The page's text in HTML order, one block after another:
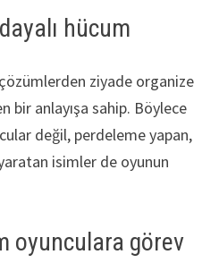
hücum
ziyade organize
bir anlayışa sahip. Böylece
değil, perdeleme yapan,
isimler de oyunun
oyunculara görev